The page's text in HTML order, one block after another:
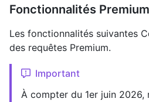
Fonctionnalités Premium
Les fonctionnalités suivantes
des requêtes Premium.
Important
À compter du 1er juin 2026,